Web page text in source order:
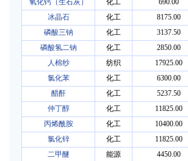
氧化钙（生石灰）
化工 690.00
冰晶石
化工 8175.00
磷酸三钠
化工 3137.50
磷酸氢二钠
化工 2850.00
人棉纱
纺织 17925.00
氯化苯
化工 6300.00
醋酐
化工 5237.50
仲丁醇
化工 11825.00
丙烯酰胺
化工 10400.00
氯化锌
化工 11825.00
二甲醚
能源 4450.00